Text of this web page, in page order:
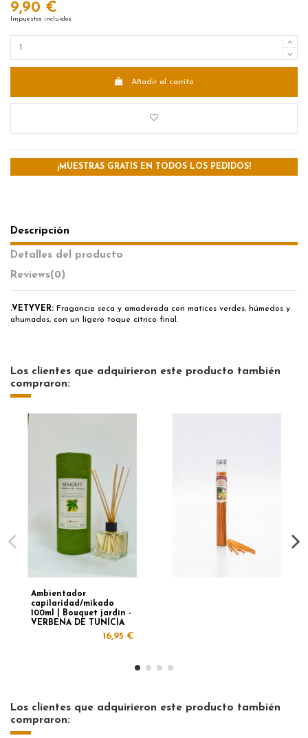
9,90 €
Impuestos incluidos
Añadir al carrito
¡MUESTRAS GRATIS EN TODOS LOS PEDIDOS!
Descripción
Detalles del producto
Reviews(0)
.VETYVER: Fragancia seca y amaderada con matices verdes, húmedos y
ahumados, con un ligero toque cítrico final.
Los clientes que adquirieron este producto también
compraron:
Ambientador
capilaridad/mikado
100ml | Bouquet jardín -
VERBENA DE TUNÍCIA
16,95 €
Los clientes que adquirieron este producto también
compraron: